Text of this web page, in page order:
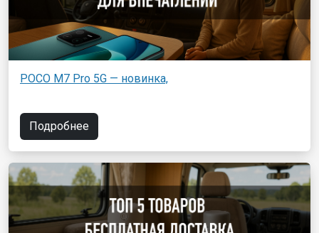
POCO M7 Pro 5G — новинка,
Подробнее